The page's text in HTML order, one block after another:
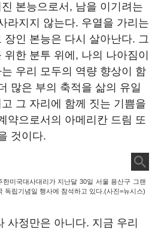
본능으로서, 남을 이기려는
라지지 않는다. 우열을 가리는
장인 본능은 다시 살아난다. 그
한 분투 위에, 나의 나아짐이
우리 모두의 역량 향상이 함
많은 부의 축적을 삶의 유일
그 자리에 함께 짓는 기쁨을
약으로서의 아메리칸 드림 또
것이다.
미국대사대리가 지난달 30일 서울 용산구 그랜
독립기념일 행사에 참석하고 있다.(사진=뉴시스)
사정만은 아니다. 지금 우리